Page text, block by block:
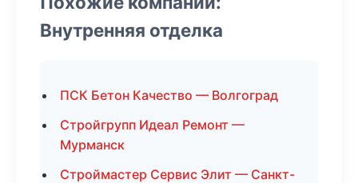
Внутренняя отделка
ПСК Бетон Качество — Волгоград
Стройгрупп Идеал Ремонт —
Мурманск
Строймастер Сервис Элит — Санкт-